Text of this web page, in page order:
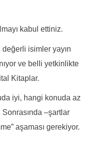
kabul ettiniz.
isimler yayın
ve belli yetkinlikte
Kitaplar.
iyi, hangi konuda az
–şartlar
aşaması gerekiyor.